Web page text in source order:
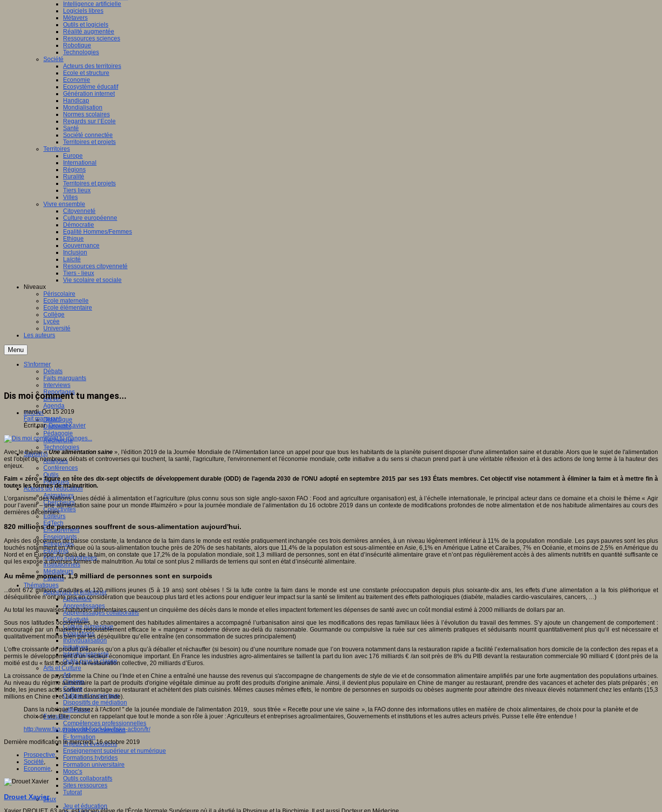
Intelligence artificielle
Logiciels libres
Métavers
Outils et logiciels
Réalité augmentée
Ressources sciences
Robotique
Technologies
Société
Acteurs des territoires
Ecole et structure
Economie
Ecosystème éducatif
Génération internet
Handicap
Mondialisation
Normes scolaires
Regards sur l’Ecole
Santé
Société connectée
Territoires et projets
Territoires
Europe
International
Régions
Ruralité
Territoires et projets
Tiers lieux
Villes
Vivre ensemble
Citoyenneté
Culture européenne
Démocratie
Egalité Hommes/Femmes
Ethique
Gouvernance
Inclusion
Laïcité
Ressources citoyenneté
Tiers - lieux
Vie scolaire et sociale
Niveaux
Périscolaire
Ecole maternelle
Ecole élémentaire
Collège
Lycée
Université
Les auteurs
Menu
S'informer
Débats
Faits marquants
Interviews
Reportages
Brèves
Agenda
Innover
Didactique
Dispositifs
Pédagogie
Recherche
Technologies
Savoir(s)
Analyses
Conférences
Outils
Pratiques
Acteurs de l'éducation
Animateurs
Chercheurs
Collectivités
Editeurs
EdTech
Encadrement
Enseignants
Entreprises
Etudiants
Filières industrielles
Institutionnels
Médiateurs
Parents
Thématiques
Apprendre et enseigner
Apprendre
Apprentissages
Apprentissages collaboratifs
Créativité
Culture numérique
Evaluations
Individualisation
Initiatives
Interdisciplinarité
Outils pour la classe
Arts et Culture
Art
Cinéma
Culture
Culture et numérique
Dispositifs de médiation
Littérature
Formation
Compétences professionnelles
Dispositifs de formation
E- formation
Enjeux et évolutions
Enseignement supérieur et numérique
Formations hybrides
Formation universitaire
Mooc’s
Outils collaboratifs
Sites ressources
Tutorat
Jeux
Jeu et éducation
Dis moi comment tu manges...
mardi, Oct 15 2019
Fait marquant
Écrit parDrouet Xavier
Avec le thème «Une alimentation saine », l'édition 2019 de la Journée Mondiale de l'Alimentation lance un appel pour que tous les habitants de la planète puisent disposer d'une alimentation saine et durable. Alors que le sujet de l'alimentation
est l'objet de nombreux débats et controverses qui touchent, la santé, l'agriculture, l'environnement et l'économie mondiale, cette initiative a du sens si chacun prend part à une véritable réflexion et à des actions de long terme à la hauteur des
enjeux.
Faim « zéro » figure en tête des dix-sept objectifs de développement durable (ODD) de l’agenda 2030 de l’ONU adopté en septembre 2015 par ses 193 États membres. Cet objectif vise notamment à éliminer la faim et à mettre fin à
toutes les formes de malnutrition.
L’organisme des Nations Unies dédié à alimentation et l’agriculture (plus connu sous son sigle anglo-saxon FAO : Food and agriculture organisation) est, à l’échelle internationale, le principal acteur dans ce domaine et a choisi le thème « Agir
pour l’avenir – une alimentation saine pour un monde #faimzéro » pour la journée mondiale de l’alimentation du 16 octobre 2019 dans un contexte de modifications profondes de notre alimentation et de nos habitude alimentaires au cours des
dernières décennies.
820 millions de personnes souffrent de sous-alimentation aujourd'hui.
Après des décennies de baisse constante, la tendance de la faim dans le monde est restée pratiquement inchangée ces trois dernières années, à un niveau légèrement inférieur à 11% de la population mondiale. Les pays pauvres sont les plus
touchés notamment en Afrique où la sous-alimentation touche près de 20% de ses habitants, alors que 11,4% de la population est sous-alimentée en Asie, 6,1% en Amérique Latine et Caraïbes, 7% en Océanie, et moins de 2,5% en Amérique du
Nord et en Europe. Au-delà de la faim, on constate que 17,2% de la population mondiale, soit 1,3 milliard de personnes, sont en état d’insécurité alimentaire grave et n’ont pas régulièrement accès à des aliments nutritifs en quantité suffisante ce
qui les expose à diverses formes de malnutrition. Au total ce sont plus 2 milliards de terriens qui sont en état d’insécurité alimentaire.
Au même moment, 1,9 milliard de personnes sont en surpoids
...dont 672 millions d'adultes et 120 millions jeunes (5 à 19 ans) sont obèses ! Si la lutte contre la faim dans le monde est une constante préoccupation depuis plus soixante-dix ans, les effets d’une alimentation a la fois pléthorique et
déséquilibrée n’ont ete pris en considération que beaucoup plus tard et les actions pour endiguer leur impact sur la santé se limitent au traitement des effets pathologiques (diabète, maladies cardio-vasculaires, cancers, …)
Au total les mauvaises habitudes alimentaires causent un cinquième des décès dans le monde et elles impactent fortement les dépenses de santé avec un coût mondial estimé à 2000 milliards de dollars par an.
Sous nos latitudes occidentales, le changement des habitudes alimentaires a accompagné l’urbanisation ainsi que les modifications des repas familiaux liées à l’évolution du travail des femmes. S’y ajoute un changement de comportement :
encouragé par un marketing redoutablement efficace le « mangeur » moderne dévore au-delà du raisonnable. Gourmande ou compulsive la ruée sur ces aliments pratiques et séduisants nourrit quantitativement plus qu’il est nécessaire et
qualitativement moins bien par les déséquilibre qu’elle entraîne (en consommation de sucres principalement)
L’offre croissante de produit préparés qu’on a plus qu’à déballer et réchauffer (si besoin) ou d’une nourriture nomade que l’on trouvera notamment dans la restauration rapide a facilité l’externalisation hors domicile de la confection des repas et a
permis le développement d’un secteur économique important. En France les industries agro-alimentaires se taillent la part du lion avec 176 milliards € /an soit près de 8% du PIB devant la restauration commerciale 90 milliard € (dont près de la
moitié est du « fast food ») et la restauration collective, 20 milliards d’Euros.
La croissance de pays comme la Chine ou l’Inde et en Chine a entraîné une hausse des revenus qui s'accompagne de changements de style de vie et de consommation alimentaire amplifiés par une forte augmentation des populations urbaines.
Au niveau du régime alimentaire la part de produits d'origine végétale diminue au profit des produits d'origine animale. Ainsi, il devient plus populaire en Chine de manger au restaurant, prendre des vacances et acheter des plats préparés ; en
Inde, les jeunes actifs sortent davantage au restaurant et achètent des plats cuisinés. Mêmes causes mêmes effets, le nombre de personnes en surpoids ou obèses augmente pour atteindre des niveaux élevés notamment chez les enfants (15,3
millions en Chine et et 14,4 millions en Inde).
Dans la rubrique " Passez à l'Action! " de la jounée mondiale de l'alimentation 2019, sous titrée « Recette pour une vie saine », la FAO donne des informations utiles en matière de choix alimentaires, de choix pour la planète et de
choix de vie. Elle conclut en rappelant que tout le monde a son rôle à jouer : Agriculteurs et entreprises agroalimentaires, Gouvernements et institutions et les autres acteurs privés. Puisse t elle être entendue !
http://www.fao.org/world-food-day/take-action/fr/
Dernière modification le mercredi, 16 octobre 2019
Prospective,
Société,
Economie,
Drouet Xavier